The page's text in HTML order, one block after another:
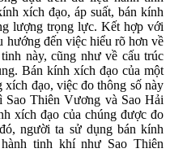
xích đạo, áp suất, bán kính
lượng trọng lực. Kết hợp với
hướng đến việc hiểu rõ hơn về
này, cũng như về cấu trúc
Bán kính xích đạo của một
đạo, việc đo thông số này
Thiên Vương và Sao Hải
xích đạo của chúng được đo
người ta sử dụng bán kính
tinh khí như Sao Thiên